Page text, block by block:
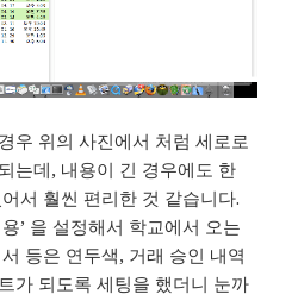
우 위의 사진에서 처럼 세로로
는데, 내용이 긴 경우에도 한
서 훨씬 편리한 것 같습니다.
’ 을 설정해서 학교에서 오는
등은 연두색, 거래 승인 내역
가 되도록 세팅을 했더니 눈까